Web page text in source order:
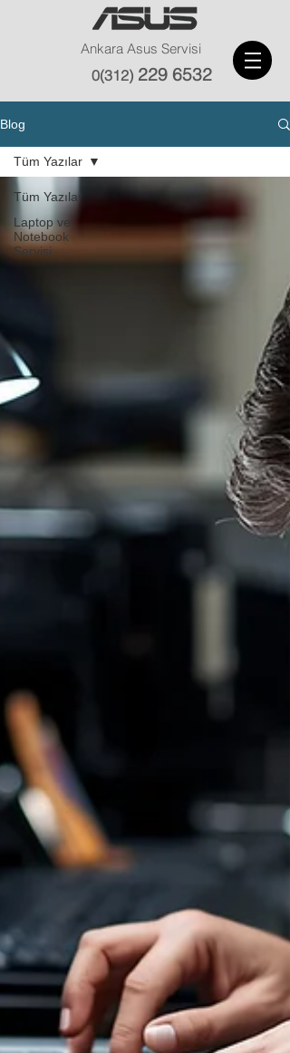
Ankara Asus Servisi
0(312) 229 6532
Blog
Tüm Yazılar
Laptop ve
Notebook
Servisi
Tüm Yazılar